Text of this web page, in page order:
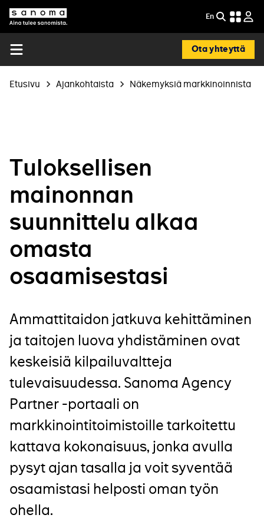
Sanoma
En EN
In
English
Etsi
Open
menu
Ota yhteyttä
Murupolku
Etusivu Ajankohtaista Näkemyksiä markkinoinnista
Tuloksellisen
mainonnan
suunnittelu alkaa
omasta
osaamisestasi
Ammattitaidon jatkuva kehittäminen
ja taitojen luova yhdistäminen ovat
keskeisiä kilpailuvaltteja
tulevaisuudessa. Sanoma Agency
Partner -portaali on
markkinointitoimistoille tarkoitettu
kattava kokonaisuus, jonka avulla
pysyt ajan tasalla ja voit syventää
osaamistasi helposti oman työn
ohella.